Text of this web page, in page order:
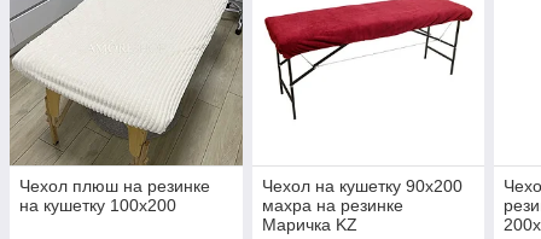
Чехол плюш на резинке
на кушетку 100х200
Чехол на кушетку 90х200
махра на резинке
Маричка KZ